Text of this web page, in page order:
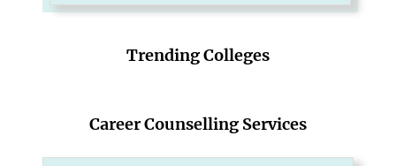
Trending Colleges
Career Counselling Services